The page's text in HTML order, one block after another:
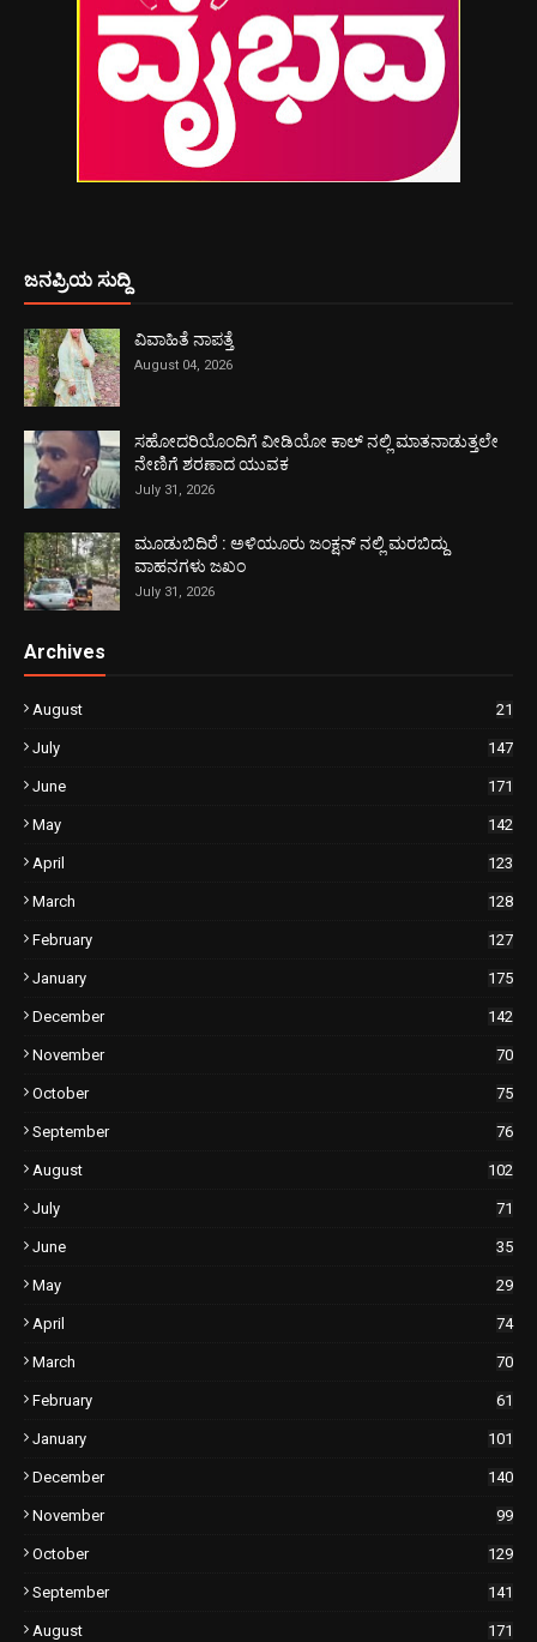
ಜನಪ್ರಿಯ ಸುದ್ದಿ
ವಿವಾಹಿತೆ ನಾಪತ್ತೆ
August 04, 2026
ಸಹೋದರಿಯೊಂದಿಗೆ ವೀಡಿಯೋ ಕಾಲ್ ನಲ್ಲಿ ಮಾತನಾಡುತ್ತಲೇ
ನೇಣಿಗೆ ಶರಣಾದ ಯುವಕ
July 31, 2026
ಮೂಡುಬಿದಿರೆ : ಅಳಿಯೂರು ಜಂಕ್ಷನ್ ನಲ್ಲಿ ಮರಬಿದ್ದು
ವಾಹನಗಳು ಜಖಂ
July 31, 2026
Archives
August 21
July 147
June 171
May 142
April 123
March 128
February 127
January 175
December 142
November 70
October 75
September 76
August 102
July 71
June 35
May 29
April 74
March 70
February 61
January 101
December 140
November 99
October 129
September 141
August 171